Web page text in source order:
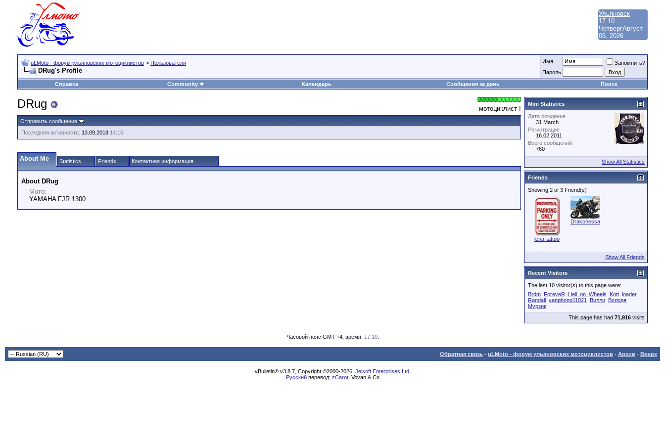
Ульяновск
17:10
ЧетвергАвгуст
06, 2026
uLMoto - форум ульяновских мотоциклистов > Пользователи
DRug's Profile
Имя
Запомнить?
Пароль
Справка
Community Календарь Сообщения за день Поиск
мотоциклист !
DRug
Отправить сообщение
Последняя активность: 13.09.2018 14:15
About Me Statistics Friends Контактная информация
About DRug
Мото:
YAMAHA FJR 1300
Mini Statistics
Дата рождения
31 March
Регистрация
16.02.2011
Всего сообщений
760
Show All Statistics
Friends
Showing 2 of 3 Friend(s)
lena-tattoo
Drakonessa
Show All Friends
Recent Visitors
The last 10 visitor(s) to this page were:
Brdm ForeveR Hell_on_Wheels Kott loader
Randall vanphong11021 Вилли Володя
Мурзик
This page has had 71,916 visits
Часовой пояс GMT +4, время: 17:10.
Обратная связь - uLMoto - форум ульяновских мотоциклистов - Архив - Вверх
vBulletin® v3.8.7, Copyright ©2000-2026, Jelsoft Enterprises Ltd.
Русскийперевод: zCarot, Vovan & Co